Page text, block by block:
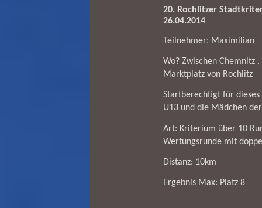
20. Rochlitzer
26.04.2014
Teilnehmer: Maximilian
Wo? Zwischen Chemnitz ,
Marktplatz von Rochlitz
Startberechtigt für dieses
U13 und die Mädchen
Art: Kriterium über 10
Wertungsrunde mit
Distanz: 10km
Ergebnis Max: Platz 8